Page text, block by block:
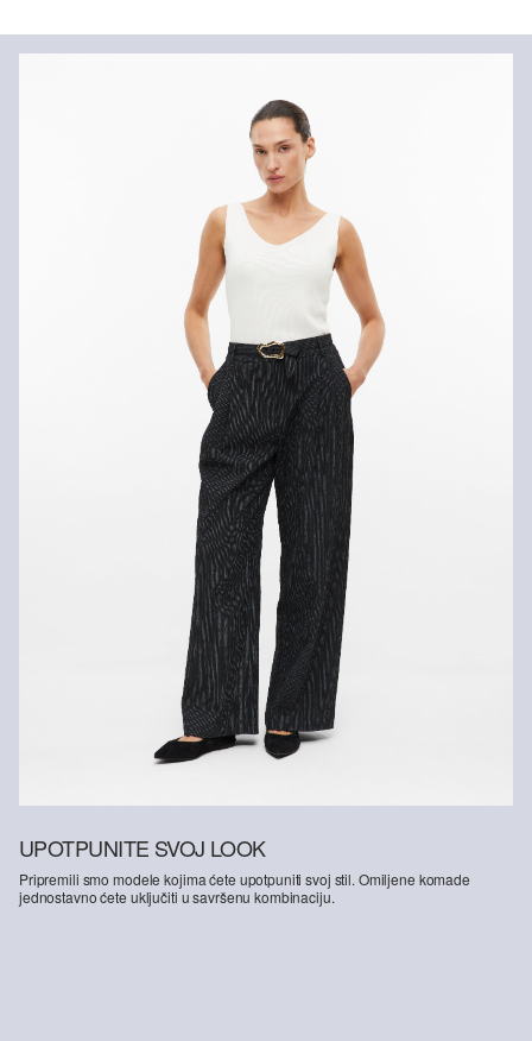
Nije prikladno za izbjeljivanje sredstvom na bazi klora
Ne glačati vrućim glačalom
Kemijsko čišćenje perkloretilenom pri nježnom pranju
Vaša će narudžba biti poslana u roku od 4-8 radna dana putem
Hrvatska pošta-a. Standardna dostava košta 4,95 €.
Svoje artikle nam možete besplatno vratiti u roku od 14 dana.
UPOTPUNITE SVOJ LOOK
Pripremili smo modele kojima ćete upotpuniti svoj stil. Omiljene komade
jednostavno ćete uključiti u savršenu kombinaciju.